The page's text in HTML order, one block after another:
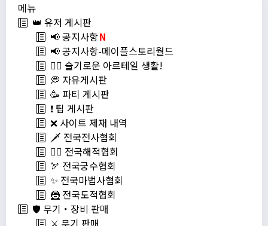
메뉴
👑 유저 게시판
📢 공지사항N
📢 공지사항-메이플스토리월드
💁‍♂ 슬기로운 아르테일 생활!
💭 자유게시판
🥳 파티 게시판
❗️ 팁 게시판
❌ 사이트 제재 내역
🗡️ 전국전사협회
🏴‍☠️ 전국해적협회
🏹 전국궁수협회
✨ 전국마법사협회
🦹 전국도적협회
🛡️ 무기・장비 판매